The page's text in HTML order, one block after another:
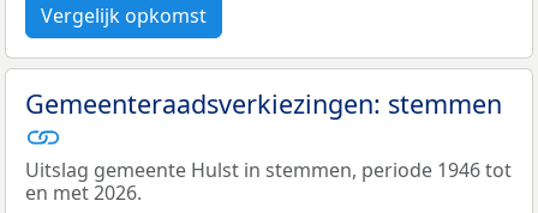
Vergelijk opkomst
Gemeenteraadsverkiezingen: stemmen
Uitslag gemeente Hulst in stemmen, periode 1946 tot
en met 2026.